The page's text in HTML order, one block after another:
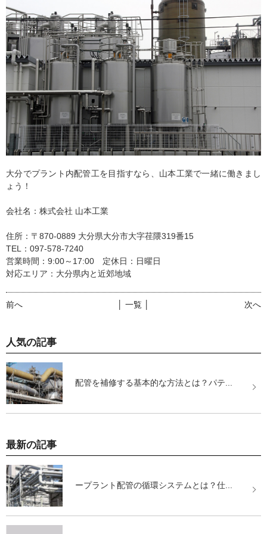
大分でプラント内配管工を目指すなら、山本工業で一緒に働きまし
ょう！
会社名：株式会社 山本工業
住所：〒870-0889 大分県大分市大字荏隈319番15
TEL：097-578-7240
営業時間：9:00～17:00 定休日：日曜日
対応エリア：大分県内と近郊地域
前へ 次へ
│ 一覧 │
人気の記事
配管を補修する基本的な方法とは？パテ...
最新の記事
ープラント配管の循環システムとは？仕...